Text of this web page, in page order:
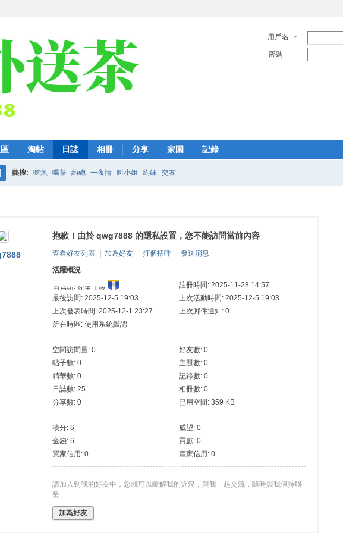
用戶名
密碼
淘帖 日誌 相冊 分享 家園 記錄
熱搜: 吃魚 喝茶 約砲 一夜情 叫小姐 約妹 交友
抱歉！由於 qwg7888 的隱私設置，您不能訪問當前內容
查看好友列表 加為好友 打個招呼
發送消息
活躍概況
用戶組: 新手上路
註冊時間: 2025-11-28 14:57
最後訪問: 2025-12-5 19:03
上次活動時間: 2025-12-5 19:03
上次發表時間: 2025-12-1 23:27
上次郵件通知: 0
所在時區: 使用系統默認
空間訪問量: 0
好友數: 0
帖子數: 0
主題數: 0
精華數: 0
記錄數: 0
日誌數: 25
相冊數: 0
分享數: 0
已用空間: 359 KB
積分: 6
威望: 0
金錢: 6
貢獻: 0
買家信用: 0
賣家信用: 0
請加入到我的好友中，您就可以瞭解我的近況，與我一起交流，隨時與我保持聯
繫
加為好友